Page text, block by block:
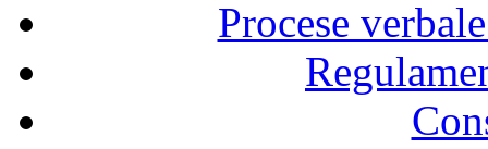
Procese